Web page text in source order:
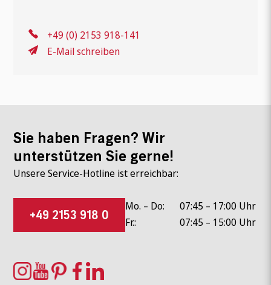
+49 (0) 2153 918-141
E-Mail schreiben
Sie haben Fragen? Wir
unterstützen Sie gerne!
Unsere Service-Hotline ist erreichbar:
+49 2153 918 0
Mo. – Do:
07:45 – 17:00 Uhr
Fr.:
07:45 – 15:00 Uhr